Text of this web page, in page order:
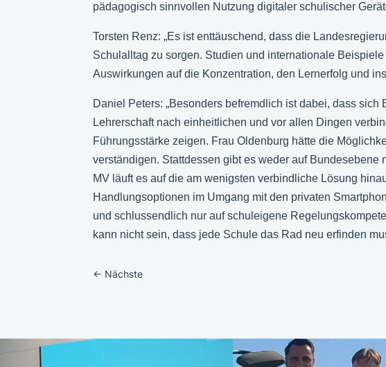
pädagogisch sinnvollen Nutzung digitaler schulischer
Torsten Renz: „Es ist enttäuschend, dass die
Schulalltag zu sorgen. Studien und internationale
Auswirkungen auf die Konzentration, den Lernerfolg und
Daniel Peters: „Besonders befremdlich ist dabei, dass
Lehrerschaft nach einheitlichen und vor allen Dingen
Führungsstärke zeigen. Frau Oldenburg hätte die
verständigen. Stattdessen gibt es weder auf
MV läuft es auf die am wenigsten verbindliche Lösung
Handlungsoptionen im Umgang mit den privaten
und schlussendlich nur auf schuleigene
kann nicht sein, dass jede Schule das Rad neu erfinden
← Nächste